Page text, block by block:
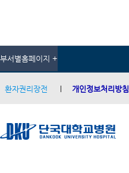
부서별홈페이지 +
환자권리장전 개인정보처리방침